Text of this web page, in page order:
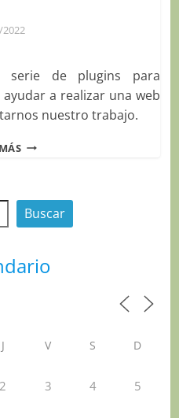
serie de plugins para
a realizar una web
nuestro trabajo.
PLUGINS
MEJORAN
Buscar
J V S D
2 3 4 5